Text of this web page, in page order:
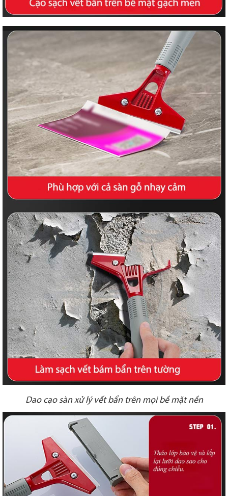
Dao cạo sàn xử lý vết bẩn trên mọi bề mặt nền